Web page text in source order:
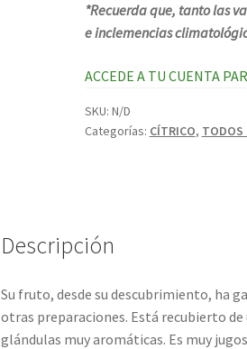
*Recuerda que, tanto las
e inclemencias
ACCEDE A TU CUENTA
SKU: N/D
Categorías: CÍTRICO, TODOS
Descripción
Su fruto, desde su descubrimiento, ha
otras preparaciones. Está recubierto
glándulas muy aromáticas. Es muy